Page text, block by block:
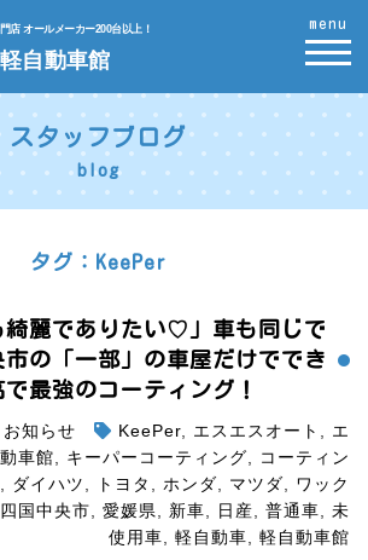
店 オールメーカー200台以上！
自動車館
menu
スタッフブログ
blog
タグ：KeePer
綺麗でありたい♡」車も同じで
の「一部」の車屋だけででき
で最強のコーティング！
お知らせ KeePer エスエスオート
エ
車館
キーパーコーティング
コーティン
ダイハツ トヨタ ホンダ マツダ
ワック
四国中央市 愛媛県 新車 日産 普通車
未
使用車
軽自動車
軽自動車館